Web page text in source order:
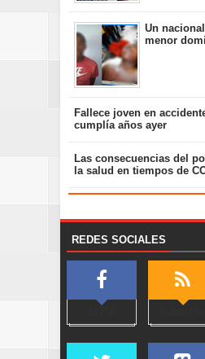
Un
menor
Fallece joven en
cumplía años ayer
Las consecuencias del
la salud en tiempos de
REDES SOCIALES